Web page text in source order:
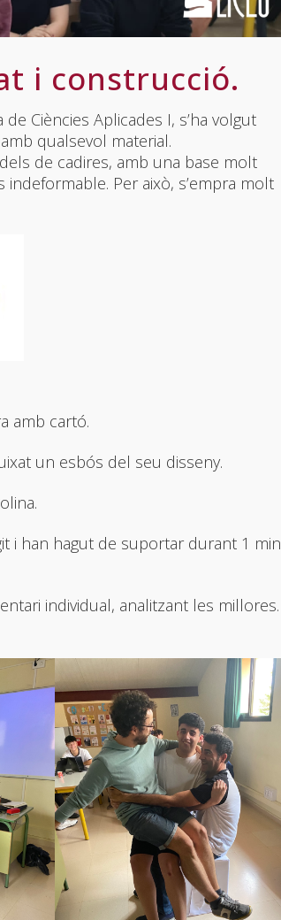
i construcció.
Ciències Aplicades I, s’ha volgut
qualsevol material.
de cadires, amb una base molt
indeformable. Per això, s’empra molt
amb cartó.
un esbós del seu disseny.
i han hagut de suportar durant 1 min
individual, analitzant les millores.